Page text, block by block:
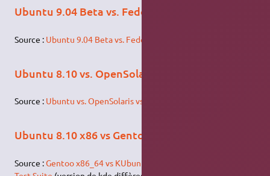
Ubuntu 9.04 Beta vs. Fedora 11 Beta
Source : Ubuntu 9.04 Beta vs. Fedora 11 Beta Performance
Ubuntu 8.10 vs. OpenSolaris vs. FreeBSD
Source : Ubuntu vs. OpenSolaris vs. FreeBSD Benchmarks
Ubuntu 8.10 x86 vs Gentoo x86_64
Source :Gentoo x86_64 vs KUbuntu 8.10 x86 using Phoronix